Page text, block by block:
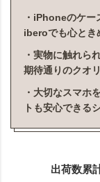
・iPhoneのケー
iberoでも心とき
・実物に触れら
期待通りのクオ
・大切なスマホ
トも安心できる
出荷数累